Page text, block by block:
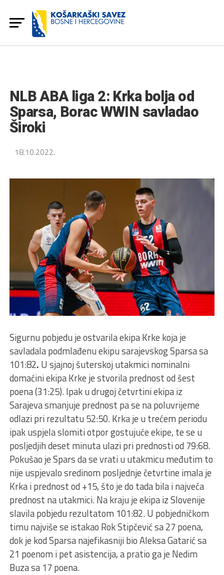
NLB ABA liga 2: Krka bolja od
Sparsa, Borac WWIN savladao
Široki
18.10.2022.
Sigurnu pobjedu je ostvarila ekipa Krke koja je
savladala podmlađenu ekipu sarajevskog Sparsa sa
101:82. U sjajnoj šuterskoj utakmici nominalni
domaćini ekipa Krke je stvorila prednost od šest
poena (31:25). Ipak u drugoj četvrtini ekipa iz
Sarajeva smanjuje prednost pa se na poluvrijeme
odlazi pri rezultatu 52:50. Krka je u trećem periodu
ipak uspjela slomiti otpor gostujuće ekipe, te se u
posljedjih deset minuta ulazi pri prednosti od 79:68.
Pokušao je Spars da se vrati u utakmicu međutim to
nije uspjevalo sredinom posljednje četvrtine imala je
Krka i prednost od +15, što je do tada bila i najveća
prednost na utakmici. Na kraju je ekipa iz Slovenije
slavila pobjedu rezultatom 101:82. U pobjedničkom
timu najviše se istakao Rok Stipčević sa 27 poena,
dok je kod Sparsa najefikasniji bio Aleksa Gatarić sa
21 poenom i pet asistencija, a pratio ga je Nedim
Buza sa 17 poena.